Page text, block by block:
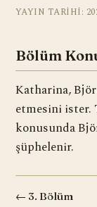
YAYIN TARIHI:
Bölüm
Katharina,
etmesini ister.
konusunda
şüphelenir.
← 3. Bölüm